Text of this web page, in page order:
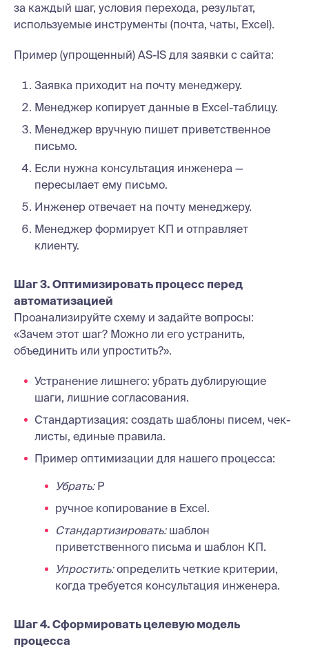
за каждый шаг, условия перехода, результат,
используемые инструменты (почта, чаты, Excel).
Пример (упрощенный) AS-IS для заявки с сайта:
Заявка приходит на почту менеджеру.
Менеджер копирует данные в Excel-таблицу.
Менеджер вручную пишет приветственное
письмо.
Если нужна консультация инженера —
пересылает ему письмо.
Инженер отвечает на почту менеджеру.
Менеджер формирует КП и отправляет
клиенту.
Шаг 3. Оптимизировать процесс перед
автоматизацией
Проанализируйте схему и задайте вопросы:
«Зачем этот шаг? Можно ли его устранить,
объединить или упростить?».
Устранение лишнего: убрать дублирующие
шаги, лишние согласования.
Стандартизация: создать шаблоны писем, чек-
листы, единые правила.
Пример оптимизации для нашего процесса:
Убрать:Р
ручное копирование в Excel.
Стандартизировать:шаблон
приветственного письма и шаблон КП.
Упростить:определить четкие критерии,
когда требуется консультация инженера.
Шаг 4. Сформировать целевую модель
процесса